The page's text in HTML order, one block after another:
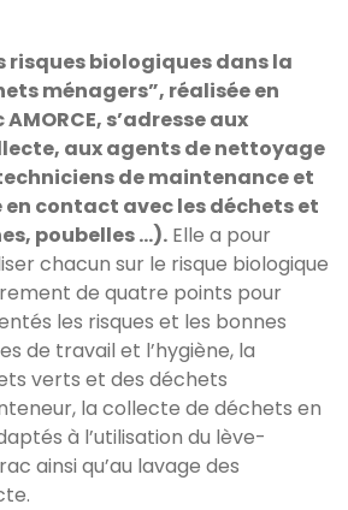
risques biologiques dans la
ménagers”, réalisée en
s’adresse aux
aux agents de nettoyage
de maintenance et
contact avec les déchets et
poubelles …). Elle a pour
chacun sur le risque biologique
de quatre points pour
les risques et les bonnes
de travail et l’hygiène, la
verts et des déchets
la collecte de déchets en
à l’utilisation du lève-
ainsi qu’au lavage des